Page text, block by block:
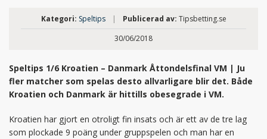
Kategori: Speltips | Publicerad av: Tipsbetting.se
30/06/2018
Speltips 1/6 Kroatien – Danmark Åttondelsfinal VM | Ju
fler matcher som spelas desto allvarligare blir det. Både
Kroatien och Danmark är hittills obesegrade i VM.
Kroatien har gjort en otroligt fin insats och är ett av de tre lag
som plockade 9 poäng under gruppspelen och man har en